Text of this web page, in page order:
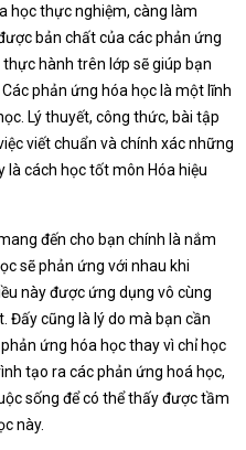
học thực nghiệm, càng làm
bản chất của các phản ứng
hành trên lớp sẽ giúp bạn
phản ứng hóa học là một lĩnh
Lý thuyết, công thức, bài tập
viết chuẩn và chính xác những
là cách học tốt môn Hóa hiệu
đến cho bạn chính là nắm
sẽ phản ứng với nhau khi
này được ứng dụng vô cùng
Đấy cũng là lý do mà bạn cần
ứng hóa học thay vì chỉ học
tạo ra các phản ứng hoá học,
sống để có thể thấy được tầm
này.